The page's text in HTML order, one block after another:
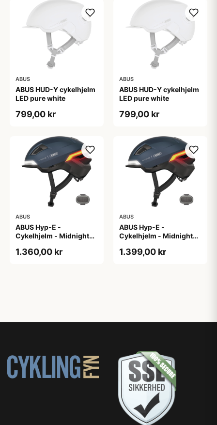
ABUS
ABUS HUD-Y cykelhjelm
LED pure white
799,00 kr
ABUS
ABUS HUD-Y cykelhjelm
LED pure white
799,00 kr
ABUS
ABUS Hyp-E -
Cykelhjelm - Midnight
1.360,00 kr
ABUS
ABUS Hyp-E -
Cykelhjelm - Midnight
1.399,00 kr